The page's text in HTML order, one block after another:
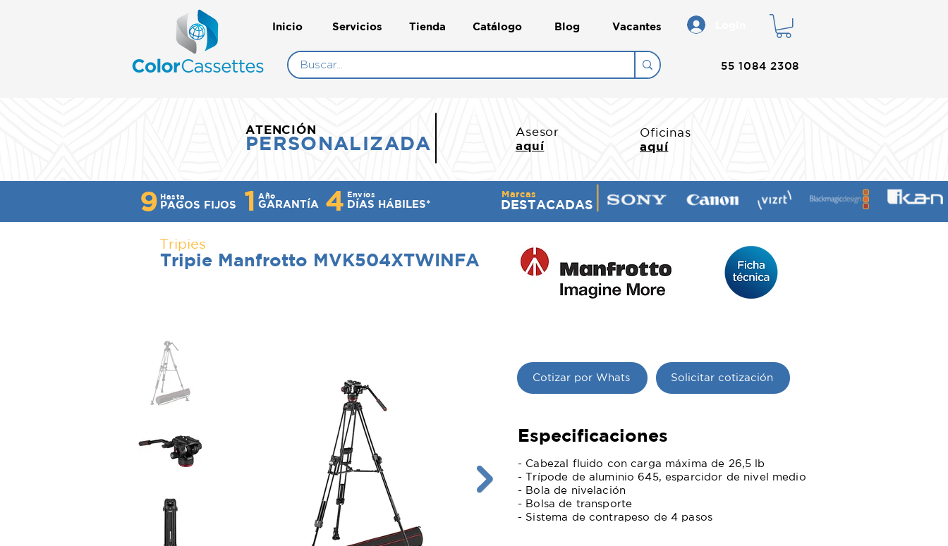
Inicio Servicios Tienda Catálogo Blog Vacantes
55 1084 2308
ATENCIÓN
PERSONALIZADA
Asesor
aquí
Oficinas
aquí
9 PAGOS FIJOS
Hasta 1 GARANTÍA
Año 4 DÍ​AS HÁBILES*
Envíos
DESTACADAS
Marcas
Tripie Manfrotto MVK504XTWINFA
Tripies
Cotizar por Whats Solicitar cotización
Especificaciones
- Cabezal fluido con carga máxima de 26,5 lb
- Trípode de aluminio 645, esparcidor de nivel medio
- Bola de nivelación
- Bolsa de transporte
- Sistema de contrapeso de 4 pasos